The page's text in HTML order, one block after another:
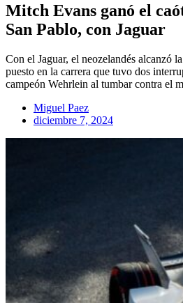
Mitch Evans ganó el
San Pablo, con Jaguar
Con el Jaguar, el neozelandés alcanzó
puesto en la carrera que tuvo dos
campeón Wehrlein al tumbar contra el
Miguel Paez
diciembre 7, 2024